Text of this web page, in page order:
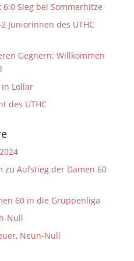
Sieg bei Sommerhitze
Juniorinnen des UTHC
Gegnern: Willkommen
in Lollar
des UTHC
zu Aufstieg der Damen 60
60 in die Gruppenliga
Null
Neun-Null